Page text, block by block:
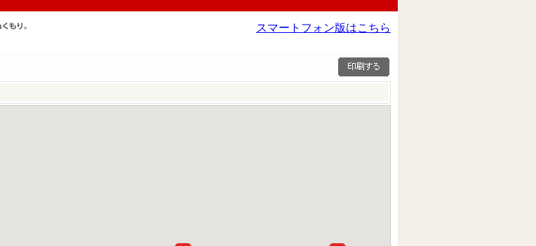
スマートフォン版はこちら